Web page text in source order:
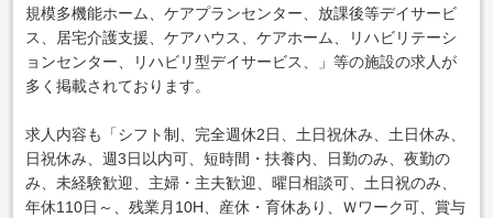
規模多機能ホーム、ケアプランセンター、放課後等デイサービ
ス、居宅介護支援、ケアハウス、ケアホーム、リハビリテーシ
ョンセンター、リハビリ型デイサービス、」等の施設の求人が
多く掲載されております。
求人内容も「シフト制、完全週休2日、土日祝休み、土日休み、
日祝休み、週3日以内可、短時間・扶養内、日勤のみ、夜勤の
み、未経験歓迎、主婦・主夫歓迎、曜日相談可、土日祝のみ、
年休110日～、残業月10H、産休・育休あり、Ｗワーク可、賞与